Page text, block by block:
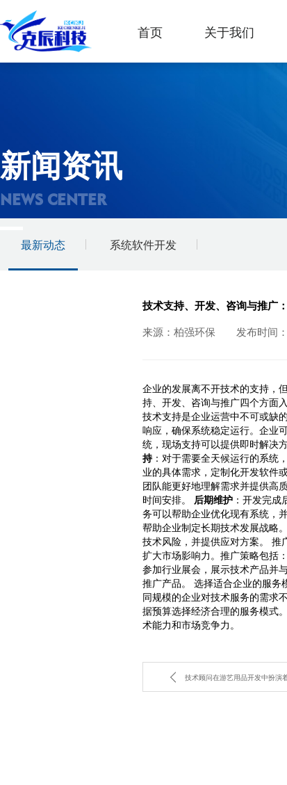
首页 关于我们
新闻资讯
NEWS CENTER
最新动态 系统软件开发
技术支持、开发、咨询与推广
来源：柏强环保 发布时间
企业的发展离不开技术的支持，
持、开发、咨询与推广四个方面
技术支持是企业运营中不可或缺
响应，确保系统稳定运行。企业
统，现场支持可以提供即时解决
持：对于需要全天候运行的系统
业的具体需求，定制化开发软件
团队能更好地理解需求并提供高
时间安排。 后期维护 ：开发完
务可以帮助企业优化现有系统，
帮助企业制定长期技术发展战略
技术风险，并提供应对方案。 推
扩大市场影响力。推广策略包括
参加行业展会，展示技术产品并
推广产品。 选择适合企业的服
同规模的企业对技术服务的需求
据预算选择经济合理的服务模式
术能力和市场竞争力。